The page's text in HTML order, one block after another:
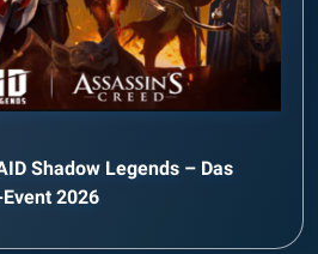
Shadow Legends – Das
2026